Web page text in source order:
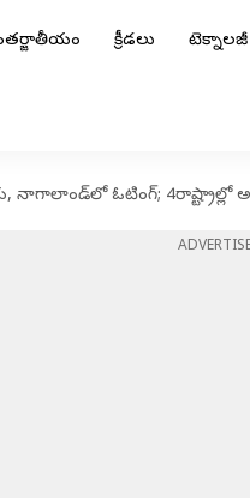
క్రీడలు టెక్నాలజీ
నాగాలాండ్‌లో ఓటింగ్; 4రాష్ట్రాల్లో